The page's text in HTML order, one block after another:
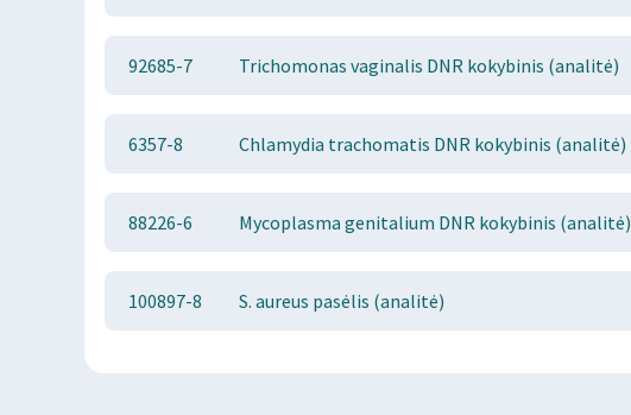
92685-7 Trichomonas vaginalis DNR kokybinis (analitė)
6357-8 Chlamydia trachomatis DNR kokybinis (analitė)
88226-6 Mycoplasma genitalium DNR kokybinis (analitė)
100897-8 S. aureus pasėlis (analitė)